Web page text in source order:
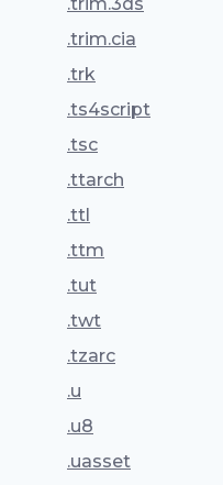
.trim.cia
.trk
.ts4script
.tsc
.ttarch
.ttl
.ttm
.tut
.twt
.tzarc
.u
.u8
.uasset